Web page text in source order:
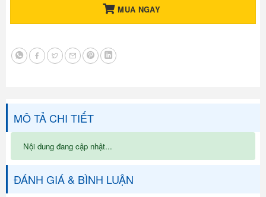
MUA NGAY
MÔ TẢ CHI TIẾT
Nội dung đang cập nhật...
ĐÁNH GIÁ & BÌNH LUẬN